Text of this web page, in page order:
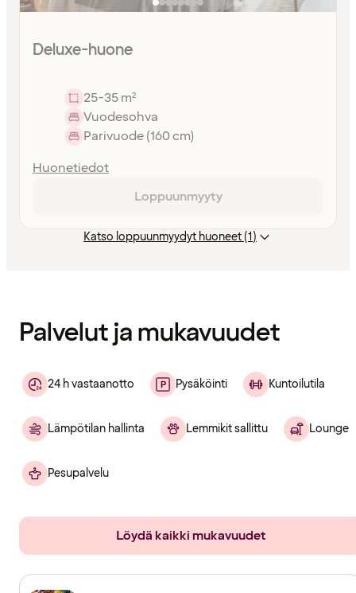
Deluxe-huone
25-35 m²
Vuodesohva
Parivuode (160 cm)
Huonetiedot
Loppuunmyyty
Katso loppuunmyydyt huoneet (1)
Palvelut ja mukavuudet
24 h vastaanotto Pysäköinti Kuntoilutila
Lämpötilan hallinta Lemmikit sallittu Lounge
Pesupalvelu
Löydä kaikki mukavuudet